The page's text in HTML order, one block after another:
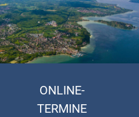
ONLINE-
TERMINE